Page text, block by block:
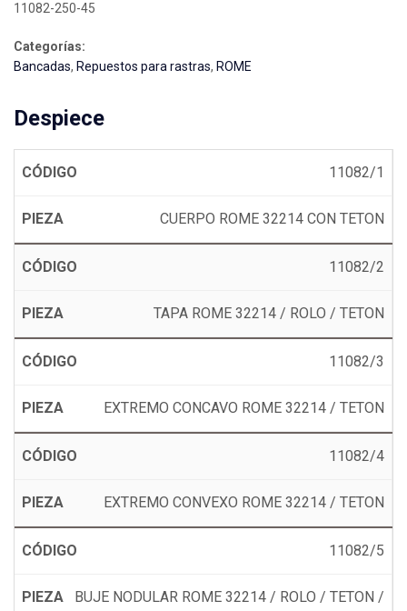
11082-250-45
Categorías:
Bancadas, Repuestos para rastras, ROME
Despiece
11082/1
CUERPO ROME 32214 CON TETON
11082/2
TAPA ROME 32214 / ROLO / TETON
11082/3
EXTREMO CONCAVO ROME 32214 / TETON
11082/4
EXTREMO CONVEXO ROME 32214 / TETON
11082/5
BUJE NODULAR ROME 32214 / ROLO / TETON /